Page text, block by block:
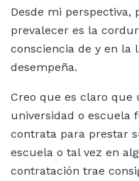
Desde mi perspectiva,
prevalecer es la
consciencia de y en la
desempeña.
Creo que es claro que
universidad o escuela
contrata para prestar
escuela o tal vez en
contratación trae